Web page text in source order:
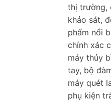
thị trường,
khảo sát,
phẩm nổi
chính xác
máy thủy
tay, bộ
máy quét
phụ kiện